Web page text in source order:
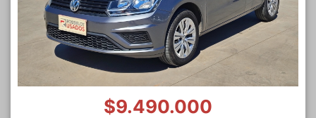
$9.490.000